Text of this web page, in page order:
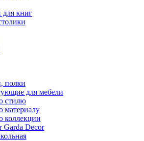
для книг
полки
для мебели
стилю
материалу
коллекции
Garda Decor